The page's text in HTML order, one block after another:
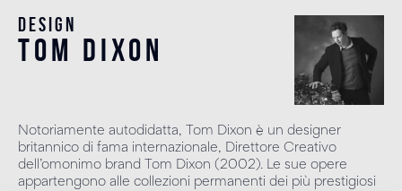
Design
tom dixon
Notoriamente autodidatta, Tom Dixon è un designer
britannico di fama internazionale, Direttore Creativo
dell’omonimo brand Tom Dixon (2002). Le sue opere
appartengono alle collezioni permanenti dei più prestigiosi